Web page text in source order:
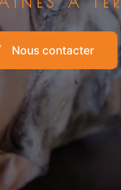
Nous contacter